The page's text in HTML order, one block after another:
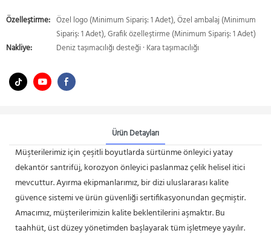
Özelleştirme: Özel logo (Minimum Sipariş: 1 Adet), Özel ambalaj (Minimum
Sipariş: 1 Adet), Grafik özelleştirme (Minimum Sipariş: 1 Adet)
Nakliye:
Deniz taşımacılığı desteği · Kara taşımacılığı
Ürün Detayları
Müşterilerimiz için çeşitli boyutlarda sürtünme önleyici yatay
dekantör santrifüj, korozyon önleyici paslanmaz çelik helisel itici
mevcuttur. Ayırma ekipmanlarımız, bir dizi uluslararası kalite
güvence sistemi ve ürün güvenliği sertifikasyonundan geçmiştir.
Amacımız, müşterilerimizin kalite beklentilerini aşmaktır. Bu
taahhüt, üst düzey yönetimden başlayarak tüm işletmeye yayılır.